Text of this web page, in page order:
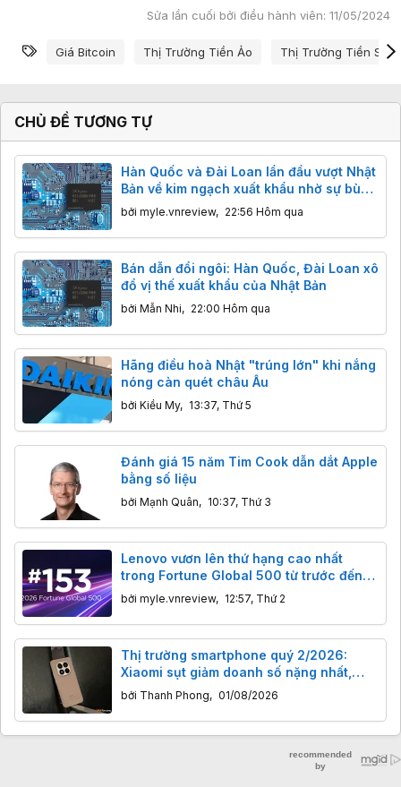
Sửa lần cuối bởi điều hành viên: 11/05/2024
Từ khóa
Giá Bitcoin Thị Trường Tiền Ảo Thị Trường Tiền Số
CHỦ ĐỀ TƯƠNG TỰ
Hàn Quốc và Đài Loan lần đầu vượt Nhật
Bản về kim ngạch xuất khẩu nhờ sự bùng
nổ của AI
bởi myle.vnreview, 22:56 Hôm qua
Bán dẫn đổi ngôi: Hàn Quốc, Đài Loan xô
đổ vị thế xuất khẩu của Nhật Bản
bởi Mẫn Nhi, 22:00 Hôm qua
Hãng điều hoà Nhật "trúng lớn" khi nắng
nóng càn quét châu Âu
bởi Kiều My, 13:37, Thứ 5
Đánh giá 15 năm Tim Cook dẫn dắt Apple
bằng số liệu
bởi Mạnh Quân, 10:37, Thứ 3
Lenovo vươn lên thứ hạng cao nhất
trong Fortune Global 500 từ trước đến
nay
bởi myle.vnreview, 12:57, Thứ 2
Thị trường smartphone quý 2/2026:
Xiaomi sụt giảm doanh số nặng nhất,
Apple ‘ăn” nửa doanh thu toàn cầu
bởi Thanh Phong, 01/08/2026